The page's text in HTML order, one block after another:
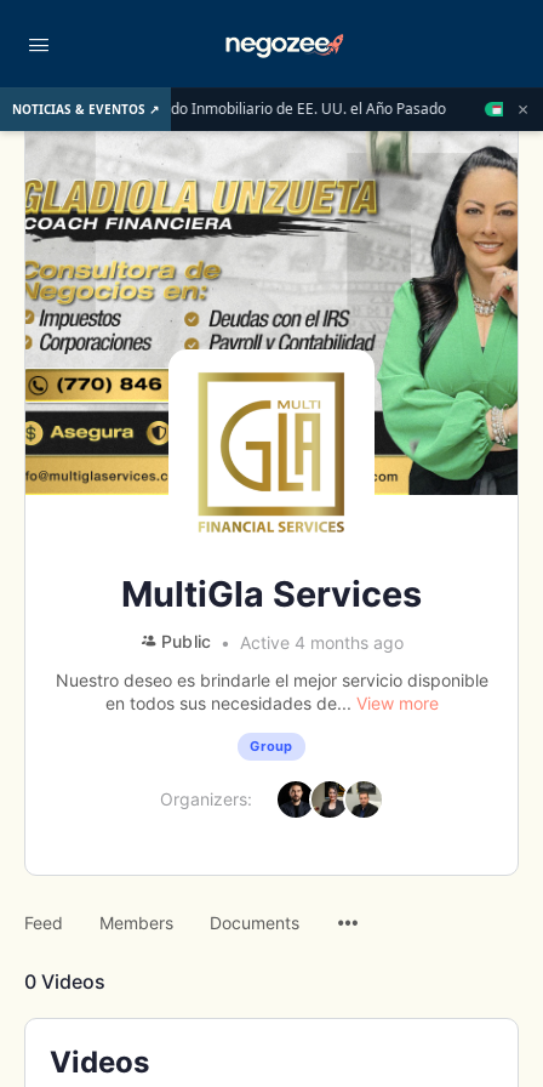
NOTICIAS & EVENTOS ↗el Mercado Inmobiliario de EE. UU. el Año Pasado AUG 14
×
MultiGla Services
Public
Active 4 months ago
Nuestro deseo es brindarle el mejor servicio disponible
en todos sus necesidades de... View more
Group
Organizers:
Feed Members Documents
0 Videos
Videos